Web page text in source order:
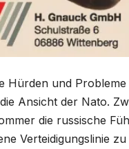
Hürden und
Ansicht der Nato.
die russische
Verteidigungslinie